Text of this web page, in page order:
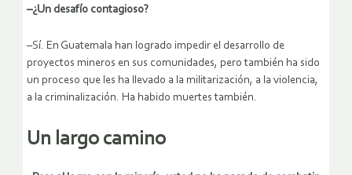
–¿Un desafío contagioso?
–Sí. En Guatemala han logrado impedir el desarrollo de
proyectos mineros en sus comunidades, pero también ha sido
un proceso que les ha llevado a la militarización, a la violencia,
a la criminalización. Ha habido muertes también.
Un largo camino